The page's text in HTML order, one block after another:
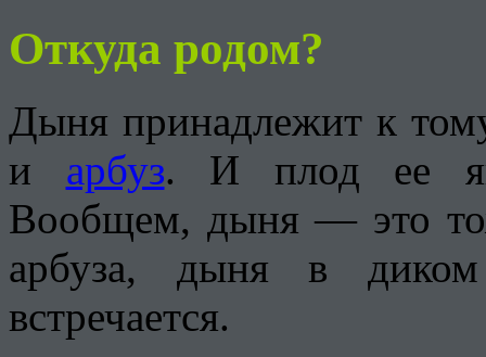
Откуда родом?
Дыня принадлежит к
и арбуз. И плод ее
Вообщем, дыня — это
арбуза, дыня в
встречается.